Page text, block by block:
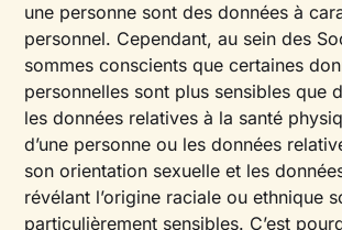
une personne sont des données à
personnel. Cependant, au sein des
sommes conscients que certaines
personnelles sont plus sensibles que
les données relatives à la santé
d’une personne ou les données
son orientation sexuelle et les
révélant l’origine raciale ou ethnique
particulièrement sensibles. C’est